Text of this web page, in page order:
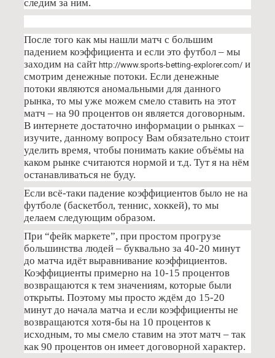
следим за ним.
После того как мы нашли матч с большим
падением коэффициента и если это футбол – мы
заходим на сайт http://www.sports-betting-explorer.com/ и
смотрим денежные потоки. Если денежные
потоки являются аномальными для данного
рынка, то мы уже можем смело ставить на этот
матч – на 90 процентов он является договорным.
В интернете достаточно информации о рынках –
изучите, данному вопросу Вам обязательно стоит
уделить время, чтобы понимать какие объёмы на
каком рынке считаются нормой и т.д. Тут я на нём
останавливаться не буду.
Если всё-таки падение коэффициентов было не на
футболе (баскетбол, теннис, хоккей), то мы
делаем следующим образом.
При “фейк маркете”, при простом прогрузе
большинства людей – буквально за 40-20 минут
до матча идёт выравнивание коэффициентов.
Коэффициенты примерно на 10-15 процентов
возвращаются к тем значениям, которые были
открыты. Поэтому мы просто ждём до 15-20
минут до начала матча и если коэффициенты не
возвращаются хотя-бы на 10 процентов к
исходным, то мы смело ставим на этот матч – так
как 90 процентов он имеет договорной характер.